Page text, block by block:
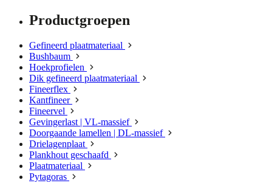
Productgroepen
Gefineerd plaatmateriaal
Bushbaum
Hoekprofielen
Dik gefineerd plaatmateriaal
Fineerflex
Kantfineer
Fineervel
Gevingerlast | VL-massief
Doorgaande lamellen | DL-massief
Drielagenplaat
Plankhout geschaafd
Plaatmateriaal
Pytagoras